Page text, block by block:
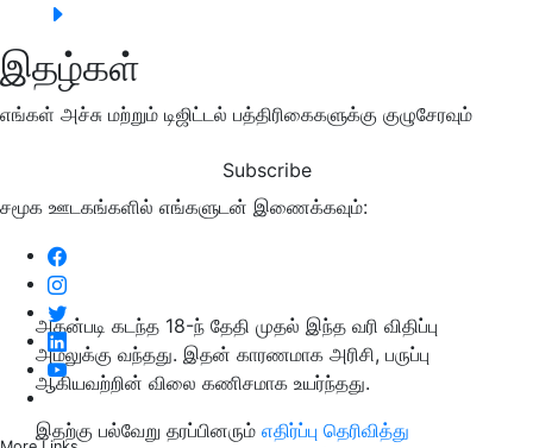
இதழ்கள்
எங்கள் அச்சு மற்றும் டிஜிட்டல் பத்திரிகைகளுக்கு குழுசேரவும்
Subscribe
சமூக ஊடகங்களில் எங்களுடன் இணைக்கவும்:
அதன்படி கடந்த 18-ந் தேதி முதல் இந்த வரி விதிப்பு
அமலுக்கு வந்தது. இதன் காரணமாக அரிசி, பருப்பு
ஆகியவற்றின் விலை கணிசமாக உயர்ந்தது.
இதற்கு பல்வேறு தரப்பினரும் எதிர்ப்பு தெரிவித்து